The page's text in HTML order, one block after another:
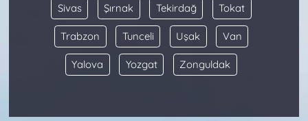
Sivas Şırnak Tekirdağ Tokat
Trabzon Tunceli Uşak Van
Yalova Yozgat Zonguldak